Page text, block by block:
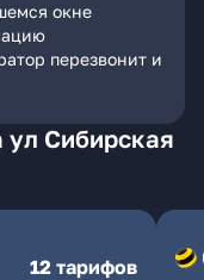
окне
перезвонит и
ул Сибирская
12 тарифов